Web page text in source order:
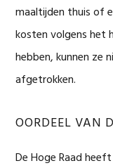
maaltijden thuis of
kosten volgens het
hebben, kunnen ze
afgetrokken.
OORDEEL VAN
De Hoge Raad